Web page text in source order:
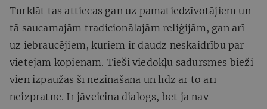
Turklāt tas attiecas gan uz pamatiedzīvotājiem un
tā saucamajām tradicionālajām reliģijām, gan arī
uz iebraucējiem, kuriem ir daudz neskaidrību par
vietējām kopienām. Tieši viedokļu sadursmēs bieži
vien izpaužas šī nezināšana un līdz ar to arī
neizpratne. Ir jāveicina dialogs, bet ja nav